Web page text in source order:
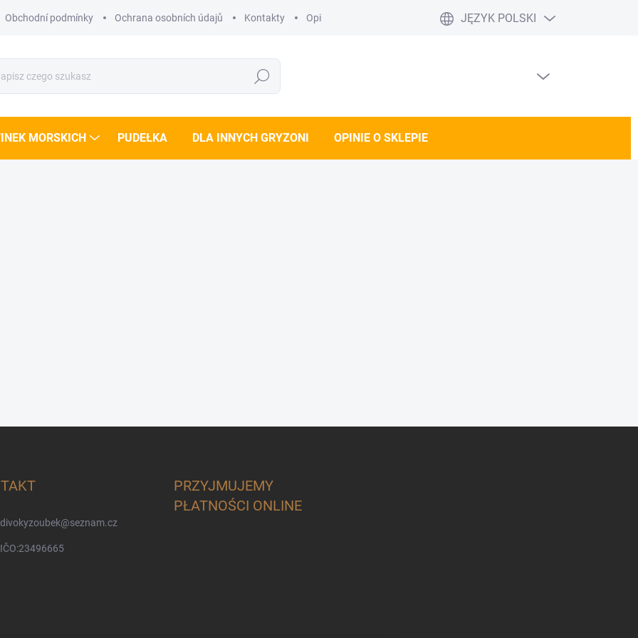
Obchodní podmínky Ochrana osobních údajů Kontakty Opinie o sklepie Doprava a platba DE/AT
JĘZYK POLSKI
Szukaj
MORSKICH PUDEŁKA DLA INNYCH GRYZONI OPINIE O SKLEPIE
divokyzoubek@seznam.cz
IČO:23496665
PRZYJMUJEMY
PŁATNOŚCI ONLINE